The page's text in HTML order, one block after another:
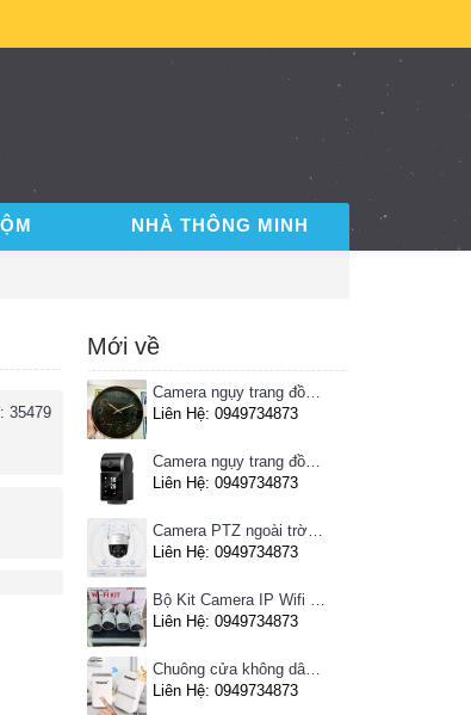
NHÀ THÔNG MINH
Mới về
Camera ngụy trang đồng hồ treo tường
Liên Hệ: 0949734873
Camera ngụy trang đồng hồ để bàn
Liên Hệ: 0949734873
Camera PTZ ngoài trời Imou 4MP
Liên Hệ: 0949734873
Bộ Kit Camera IP Wifi HIKVISION
Liên Hệ: 0949734873
Chuông cửa không dây Pingron
Liên Hệ: 0949734873
35479